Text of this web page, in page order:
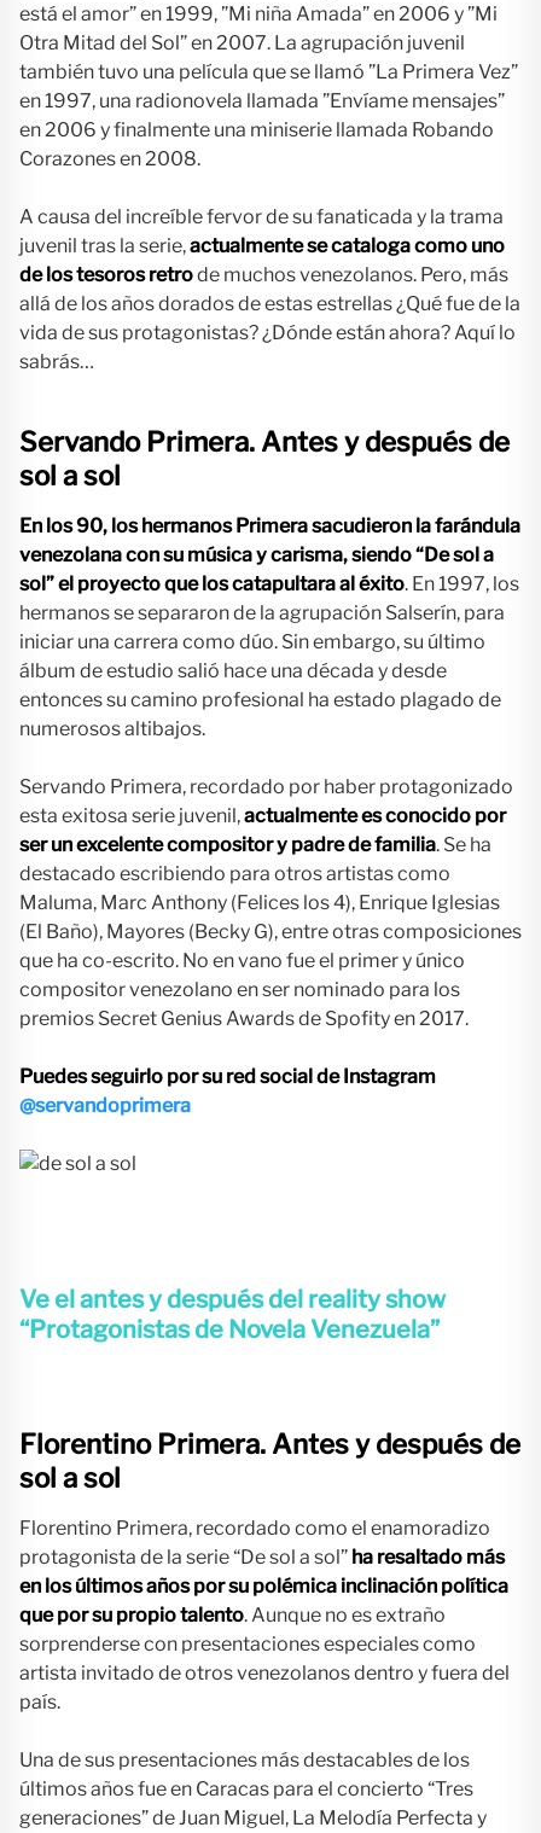
está el amor” en 1999, ”Mi niña Amada” en 2006 y ”Mi
Otra Mitad del Sol” en 2007. La agrupación juvenil
también tuvo una película que se llamó ”La Primera Vez”
en 1997, una radionovela llamada ”Envíame mensajes”
en 2006 y finalmente una miniserie llamada Robando
Corazones en 2008.
A causa del increíble fervor de su fanaticada y la trama
juvenil tras la serie,actualmente se cataloga como uno
de los tesoros retrode muchos venezolanos. Pero, más
allá de los años dorados de estas estrellas ¿Qué fue de la
vida de sus protagonistas? ¿Dónde están ahora? Aquí lo
sabrás…
Servando Primera. Antes y después de
sol a sol
En los 90, los hermanos Primera sacudieron la farándula
venezolana con su música y carisma, siendo “De sol a
sol” el proyecto que los catapultara al éxito. En 1997, los
hermanos se separaron de la agrupación Salserín, para
iniciar una carrera como dúo. Sin embargo, su último
álbum de estudio salió hace una década y desde
entonces su camino profesional ha estado plagado de
numerosos altibajos.
Servando Primera, recordado por haber protagonizado
esta exitosa serie juvenil,actualmente es conocido por
ser un excelente compositor y padre de familia. Se ha
destacado escribiendo para otros artistas como
Maluma, Marc Anthony (Felices los 4), Enrique Iglesias
(El Baño), Mayores (Becky G), entre otras composiciones
que ha co-escrito. No en vano fue el primer y único
compositor venezolano en ser nominado para los
premios Secret Genius Awards de Spofity en 2017.
Puedes seguirlo por su red social de Instagram
@servandoprimera
Ve el antes y después del realityshow
“Protagonistas de Novela Venezuela”
Florentino Primera. Antes y después de
sol a sol
Florentino Primera, recordado como el enamoradizo
protagonista de la serie “De sol a sol” ha resaltado más
en los últimos años por su polémica inclinación política
que por su propio talento. Aunque no es extraño
sorprenderse con presentaciones especiales como
artista invitado de otros venezolanos dentro y fuera del
país.
Una de sus presentaciones más destacables de los
últimos años fue en Caracas para el concierto “Tres
generaciones” de Juan Miguel, La Melodía Perfecta y